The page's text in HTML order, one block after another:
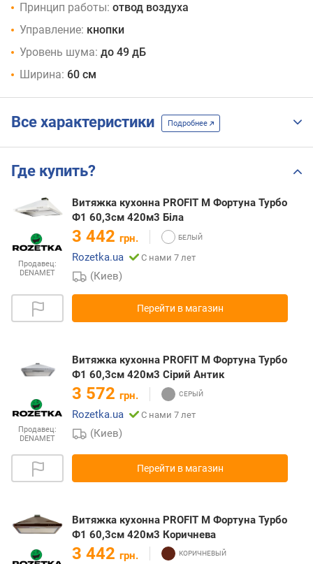
Принцип работы: отвод воздуха
Управление: кнопки
Уровень шума: до 49 дБ
Ширина: 60 см
Все характеристики Подробнее
Где купить?
Продавец:
DENAMET
Витяжка кухонна PROFIT M Фортуна Турбо
Ф1 60,3см 420м3 Біла
3 442 грн.
Rozetka.ua
С нами 7 лет
(Киев)
Перейти в магазин
Продавец:
DENAMET
Витяжка кухонна PROFIT M Фортуна Турбо
Ф1 60,3см 420м3 Сірий Антик
3 572 грн.
Rozetka.ua
С нами 7 лет
(Киев)
Перейти в магазин
Витяжка кухонна PROFIT M Фортуна Турбо
Ф1 60,3см 420м3 Коричнева
3 442 грн.